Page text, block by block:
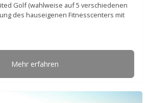
Golf (wahlweise auf 5 verschiedenen
des hauseigenen Fitnesscenters mit
Mehr erfahren